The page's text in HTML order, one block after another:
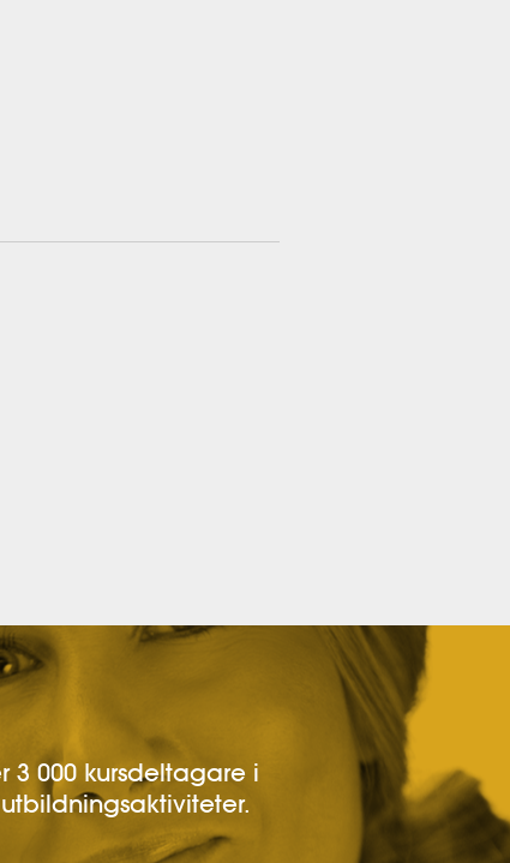
3 000 kursdeltagare i